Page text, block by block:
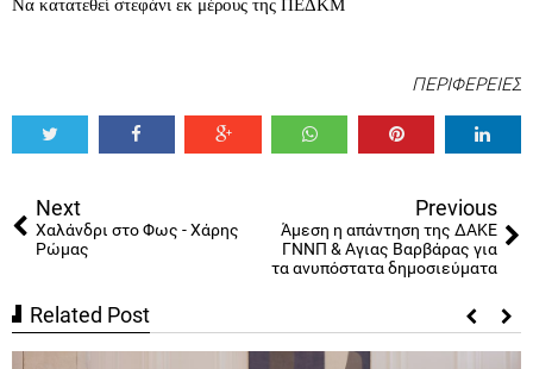
Να κατατεθεί στεφάνι εκ μέρους της ΠΕΔΚΜ
ΠΕΡΙΦΕΡΕΙΕΣ
Next
Χαλάνδρι στο Φως - Χάρης
Ρώμας
Previous
Άμεση η απάντηση της ΔΑΚΕ
ΓΝΝΠ & Αγιας Βαρβάρας για
τα ανυπόστατα δημοσιεύματα
Related Post